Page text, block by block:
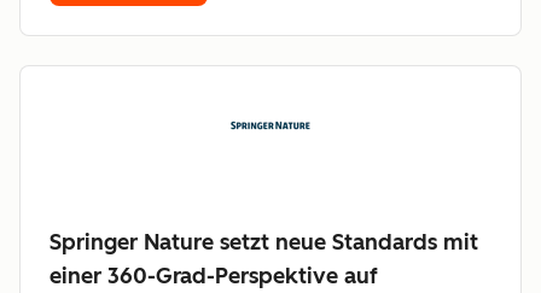
Springer Nature setzt neue Standards mit
einer 360-Grad-Perspektive auf